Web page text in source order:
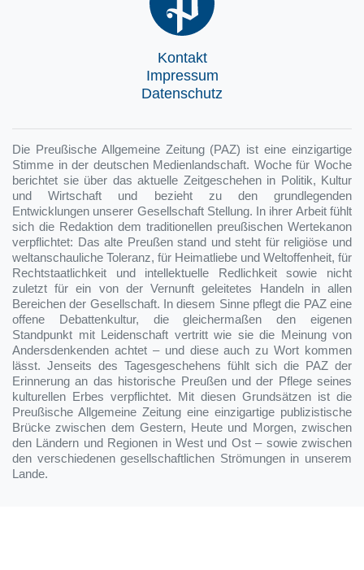
Kontakt
Impressum
Datenschutz
Die Preußische Allgemeine Zeitung (PAZ) ist eine einzigartige
Stimme in der deutschen Medienlandschaft. Woche für Woche
berichtet sie über das aktuelle Zeitgeschehen in Politik, Kultur
und Wirtschaft und bezieht zu den grundlegenden
Entwicklungen unserer Gesellschaft Stellung. In ihrer Arbeit fühlt
sich die Redaktion dem traditionellen preußischen Wertekanon
verpflichtet: Das alte Preußen stand und steht für religiöse und
weltanschauliche Toleranz, für Heimatliebe und Weltoffenheit, für
Rechtstaatlichkeit und intellektuelle Redlichkeit sowie nicht
zuletzt für ein von der Vernunft geleitetes Handeln in allen
Bereichen der Gesellschaft. In diesem Sinne pflegt die PAZ eine
offene Debattenkultur, die gleichermaßen den eigenen
Standpunkt mit Leidenschaft vertritt wie sie die Meinung von
Andersdenkenden achtet – und diese auch zu Wort kommen
lässt. Jenseits des Tagesgeschehens fühlt sich die PAZ der
Erinnerung an das historische Preußen und der Pflege seines
kulturellen Erbes verpflichtet. Mit diesen Grundsätzen ist die
Preußische Allgemeine Zeitung eine einzigartige publizistische
Brücke zwischen dem Gestern, Heute und Morgen, zwischen
den Ländern und Regionen in West und Ost – sowie zwischen
den verschiedenen gesellschaftlichen Strömungen in unserem
Lande.